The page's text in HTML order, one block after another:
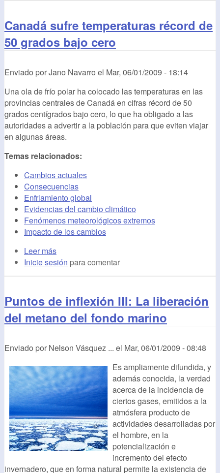
Canadá sufre temperaturas récord de
50 grados bajo cero
Enviado porJano Navarro el Mar, 06/01/2009 - 18:14
Una ola de frío polar ha colocado las temperaturas en las
provincias centrales de Canadá en cifras récord de 50
grados centígrados bajo cero, lo que ha obligado a las
autoridades a advertir a la población para que eviten viajar
en algunas áreas.
Temas relacionados:
Cambios actuales
Consecuencias
Enfriamiento global
Evidencias del cambio climático
Fenómenos meteorológicos extremos
Impacto de los cambios
Leer más
Inicie sesión para comentar
Puntos de inflexión III: La liberación
del metano del fondo marino
Enviado por Nelson Vásquez ... el Mar, 06/01/2009 - 08:48
Es ampliamente difundida, y
además conocida, la verdad
acerca de la incidencia de
ciertos gases, emitidos a la
atmósfera producto de
actividades desarrolladas por
el hombre, en la
potencialización e
incremento del efecto
invernadero, que en forma natural permite la existencia de